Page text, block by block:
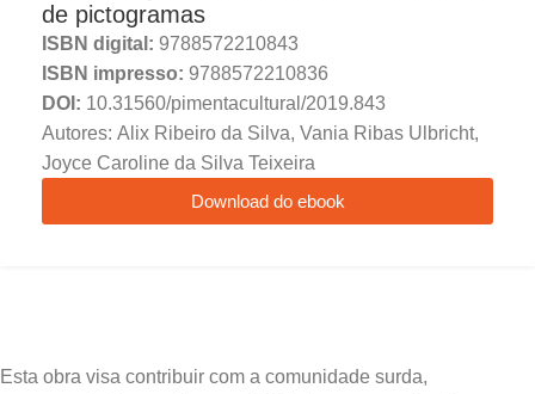
de pictogramas
ISBN digital: 9788572210843
ISBN impresso: 9788572210836
DOI: 10.31560/pimentacultural/2019.843
Autores: ​Alix Ribeiro da Silva, Vania Ribas Ulbricht,
Joyce Caroline da Silva Teixeira
Download do ebook
Esta obra visa contribuir com a comunidade surda,